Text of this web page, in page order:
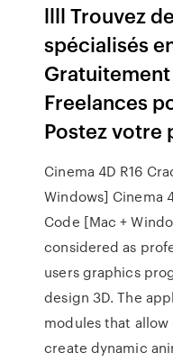
llll Trouvez
spécialisés
Freelances
Postez votre
Cinema 4D R16
Windows] Cinema
Code [Mac +
considered as
users graphics
design 3D. The
modules that
create dynamic